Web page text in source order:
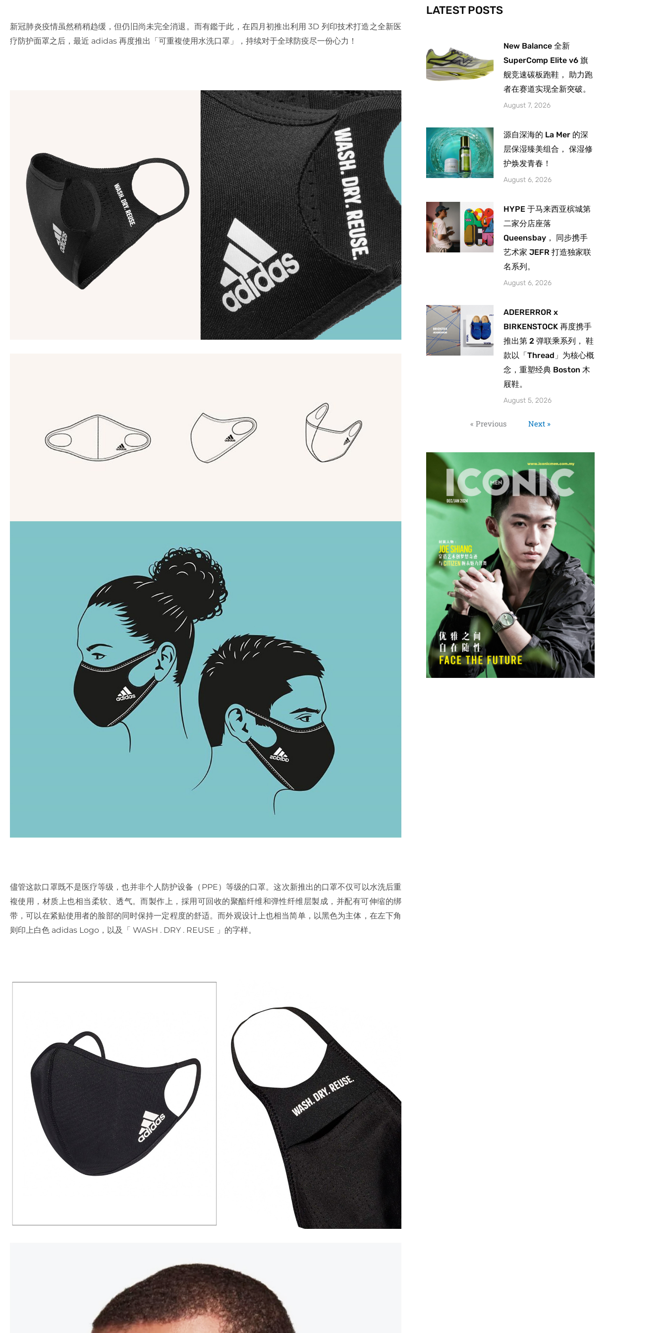
新冠肺炎疫情虽然稍稍趋缓，但仍旧尚未完全消退。而有鑑于此，在四月初推出利用 3D 列印技术打造之全新医
疗防护面罩之后，最近 adidas 再度推出「可重複使用水洗口罩」，持续对于全球防疫尽一份心力！
儘管这款口罩既不是医疗等级，也并非个人防护设备（PPE）等级的口罩。这次新推出的口罩不仅可以水洗后重
複使用，材质上也相当柔软、透气。而製作上，採用可回收的聚酯纤维和弹性纤维层製成，并配有可伸缩的绑
带，可以在紧贴使用者的脸部的同时保持一定程度的舒适。而外观设计上也相当简单，以黑色为主体，在左下角
则印上白色 adidas Logo，以及「 WASH . DRY . REUSE 」的字样。
-
f
m
LATEST POSTS
New Balance 全新
SuperComp Elite v6 旗
舰竞速碳板跑鞋， 助力跑
者在赛道实现全新突破。
August 7, 2026
源自深海的 La Mer 的深
层保湿臻美组合， 保湿修
护焕发青春！
August 6, 2026
HYPE 于马来西亚槟城第
二家分店座落
Queensbay， 同步携手
艺术家 JEFR 打造独家联
名系列。
August 6, 2026
ADERERROR x
BIRKENSTOCK 再度携手
推出第 2 弹联乘系列， 鞋
款以「Thread」为核心概
念，重塑经典 Boston 木
屐鞋。
August 5, 2026
« Previous Next »